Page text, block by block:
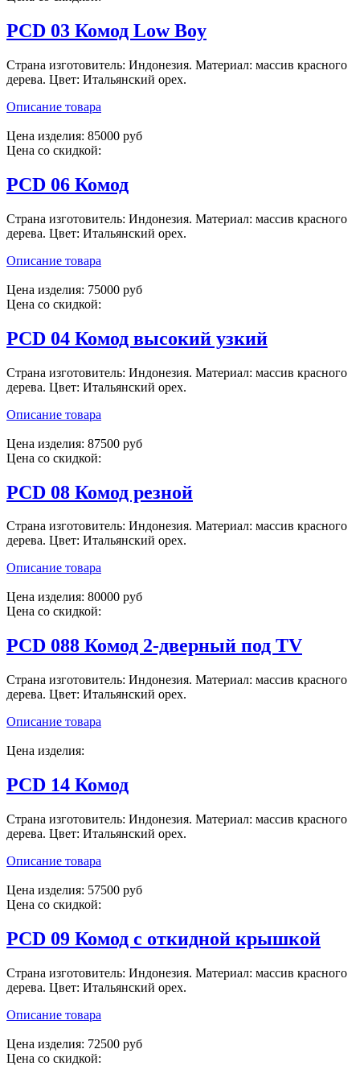
PCD 03 Комод Low Boy
Страна изготовитель: Индонезия. Материал: массив красного
дерева. Цвет: Итальянский орех.
Описание товара
Цена изделия: 85000 руб
Цена со скидкой:
PCD 06 Комод
Страна изготовитель: Индонезия. Материал: массив красного
дерева. Цвет: Итальянский орех.
Описание товара
Цена изделия: 75000 руб
Цена со скидкой:
PCD 04 Комод высокий узкий
Страна изготовитель: Индонезия. Материал: массив красного
дерева. Цвет: Итальянский орех.
Описание товара
Цена изделия: 87500 руб
Цена со скидкой:
PCD 08 Комод резной
Страна изготовитель: Индонезия. Материал: массив красного
дерева. Цвет: Итальянский орех.
Описание товара
Цена изделия: 80000 руб
Цена со скидкой:
PCD 088 Комод 2-дверный под TV
Страна изготовитель: Индонезия. Материал: массив красного
дерева. Цвет: Итальянский орех.
Описание товара
Цена изделия:
PCD 14 Комод
Страна изготовитель: Индонезия. Материал: массив красного
дерева. Цвет: Итальянский орех.
Описание товара
Цена изделия: 57500 руб
Цена со скидкой:
PCD 09 Комод с откидной крышкой
Страна изготовитель: Индонезия. Материал: массив красного
дерева. Цвет: Итальянский орех.
Описание товара
Цена изделия: 72500 руб
Цена со скидкой: